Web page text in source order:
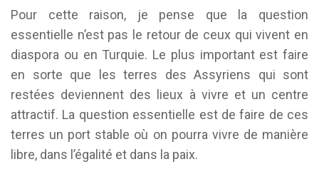
Pour cette raison, je pense que la question
essentielle n’est pas le retour de ceux qui vivent en
diaspora ou en Turquie. Le plus important est faire
en sorte que les terres des Assyriens qui sont
restées deviennent des lieux à vivre et un centre
attractif. La question essentielle est de faire de ces
terres un port stable où on pourra vivre de manière
libre, dans l’égalité et dans la paix.